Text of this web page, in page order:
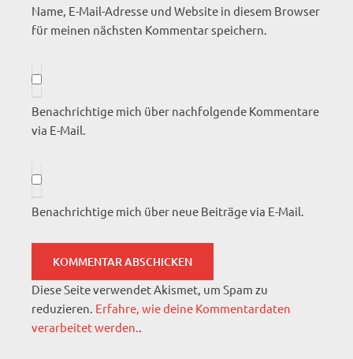
Name, E-Mail-Adresse und Website in diesem Browser
für meinen nächsten Kommentar speichern.
Benachrichtige mich über nachfolgende Kommentare
via E-Mail.
Benachrichtige mich über neue Beiträge via E-Mail.
Diese Seite verwendet Akismet, um Spam zu
reduzieren. Erfahre, wie deine Kommentardaten
verarbeitet werden..